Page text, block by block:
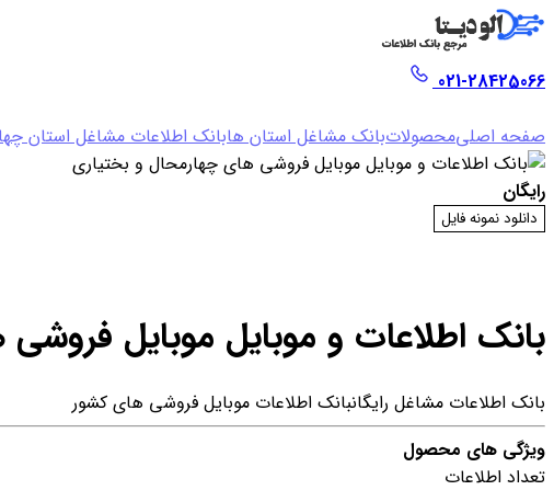
021-28425066
صفحه اصلیمحصولاتبانک مشاغل استان هابانک اطلاعات مشاغل استان
رایگان
دانلود نمونه فایل
بانک اطلاعات و موبایل موبایل
بانک اطلاعات مشاغل رایگانبانک اطلاعات موبایل فروشی های کشور
ویژگی های محصول
تعداد اطلاعات